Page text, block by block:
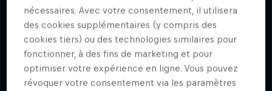
nécessaires. Avec votre consentement, il utilisera
des cookies supplémentaires (y compris des
cookies tiers) ou des technologies similaires pour
fonctionner, à des fins de marketing et pour
optimiser votre expérience en ligne. Vous pouvez
révoquer votre consentement via les paramètres